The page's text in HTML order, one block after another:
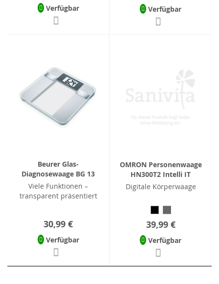
Verfügbar Verfügbar
Beurer Glas-
Diagnosewaage BG 13
Viele Funktionen –
transparent präsentiert
30,99 €
Verfügbar
OMRON Personenwaage
HN300T2 Intelli IT
Digitale Körperwaage
39,99 €
Verfügbar